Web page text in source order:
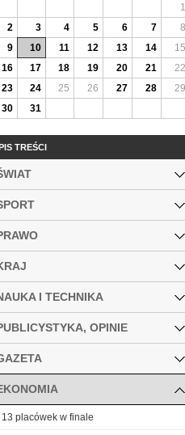
1
2
3 4 5 6 7
8
9
10 11 12 13 14
15
16
17 18 19 20 21
22
23
24 25 26 27 28
29
30
31
TREŚCI
I TECHNIKA
OPINIE
13 placówek w finale